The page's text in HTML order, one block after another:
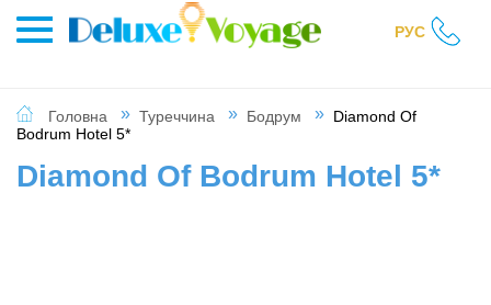
РУС
Головна Туреччина Бодрум
Diamond Of
Bodrum Hotel 5*
Diamond Of Bodrum Hotel 5*